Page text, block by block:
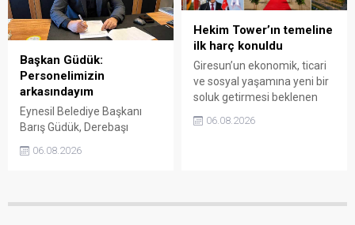
Başkan Güdük:
Personelimizin
arkasındayım
Eynesil Belediye Başkanı
Barış Güdük, Derebaşı
üzerinden belediye ve
atıldığını belirterek, “İftira ve
06.08.2026
Hekim Tower’ın temeline
ilk harç konuldu
Giresun’un ekonomik, ticari
ve sosyal yaşamına yeni bir
soluk getirmesi beklenen
inşaat süreci başladı.
tamamlanması
06.08.2026